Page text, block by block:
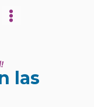
las